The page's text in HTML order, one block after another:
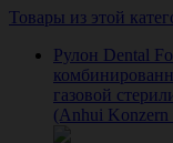
Товары из этой
Рулон Dental
газовой
(Anhui Konzern